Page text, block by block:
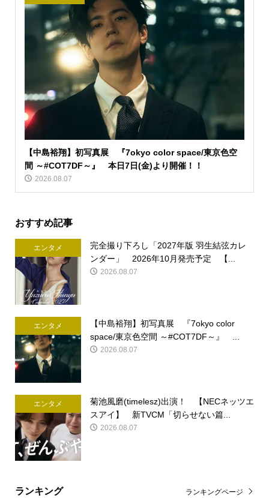
【中島裕翔】初写真展 『7okyo color space/東京色空
間 ～#COT7DF～』 本日7日(金)より開催！！
2026.08.07
おすすめ記事
エンタメ
完全撮り下ろし「2027年版 羽生結弦カレ
ンダー」 2026年10月発売予定 【...
2026.08.07
エンタメ
【中島裕翔】初写真展 『7okyo color
space/東京色空間 ～#COT7DF～』 ...
2026.08.07
エンタメ
菊池風磨(timelesz)出演！ 【NECネッツエ
スアイ】 新TVCM「切らせない篇...
2026.08.07
ランキング ランキングページ